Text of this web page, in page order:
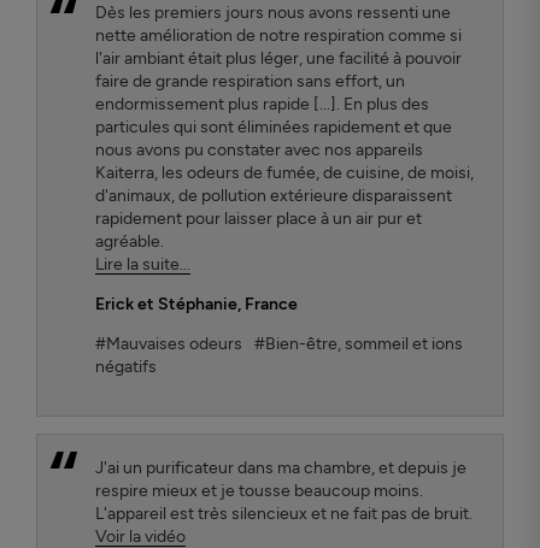
Dès les premiers jours nous avons ressenti une
nette amélioration de notre respiration comme si
l'air ambiant était plus léger, une facilité à pouvoir
faire de grande respiration sans effort, un
endormissement plus rapide [...]. En plus des
particules qui sont éliminées rapidement et que
nous avons pu constater avec nos appareils
Kaiterra, les odeurs de fumée, de cuisine, de moisi,
d'animaux, de pollution extérieure disparaissent
rapidement pour laisser place à un air pur et
agréable.
Lire la suite...
Erick et Stéphanie, France
#Mauvaises odeurs
#Bien-être, sommeil et ions
négatifs
J'ai un purificateur dans ma chambre, et depuis je
respire mieux et je tousse beaucoup moins.
L'appareil est très silencieux et ne fait pas de bruit.
Voir la vidéo